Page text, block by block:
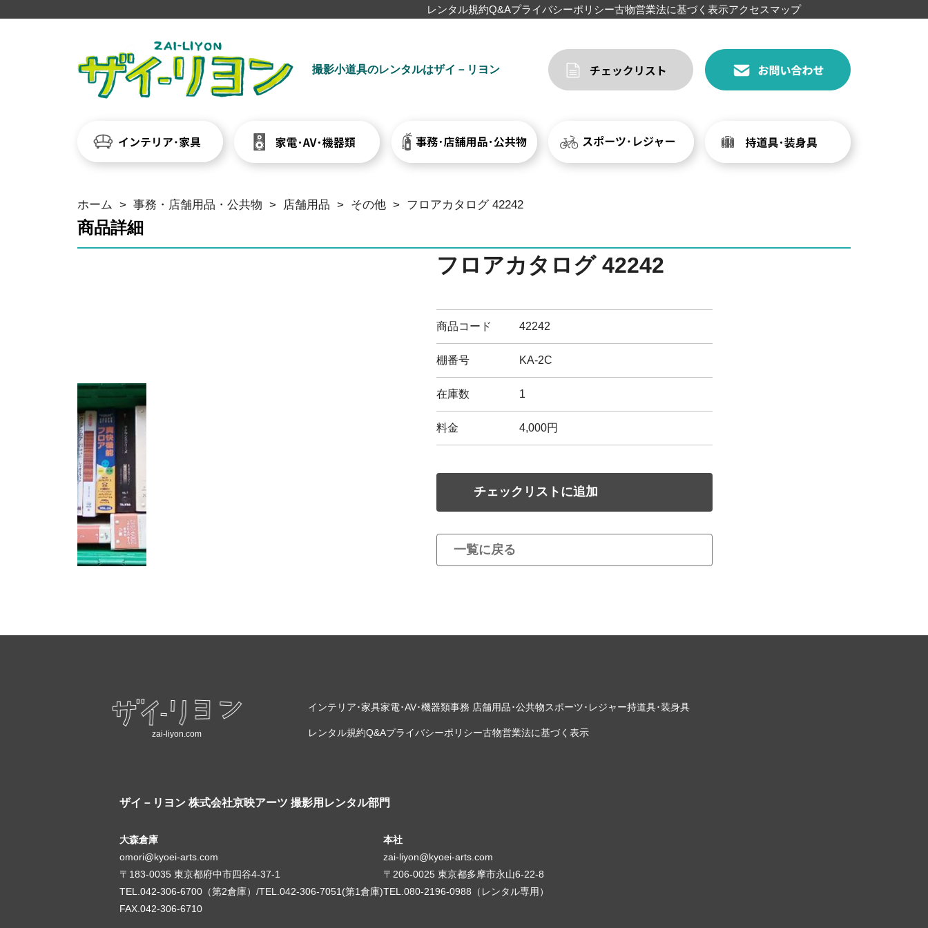
レンタル規約Q&Aプライバシーポリシー古物営業法に基づく表示アクセスマップ
撮影小道具のレンタルはザイ－リヨン
ホーム > 事務・店舗用品・公共物 > 店舗用品 > その他 > フロアカタログ 42242
商品詳細
フロアカタログ 42242
商品コード 42242
棚番号 KA-2C
在庫数 1
料金 4,000円
チェックリストに追加
一覧に戻る
zai-liyon.com
インテリア･家具家電･AV･機器類事務 店舗用品･公共物スポーツ･レジャー持道具･装身具
レンタル規約Q&Aプライバシーポリシー古物営業法に基づく表示
ザイ－リヨン 株式会社京映アーツ 撮影用レンタル部門
大森倉庫
omori@kyoei-arts.com
〒183-0035 東京都府中市四谷4-37-1
TEL.042-306-6700（第2倉庫）/TEL.042-306-7051(第1倉庫)
FAX.042-306-6710
本社
zai-liyon@kyoei-arts.com
〒206-0025 東京都多摩市永山6-22-8
TEL.080-2196-0988（レンタル専用）